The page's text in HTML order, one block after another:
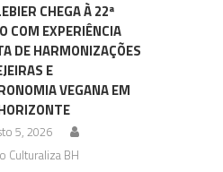
CHEGA À 22ª
COM EXPERIÊNCIA
DE HARMONIZAÇÕES
E
VEGANA EM
5, 2026
Culturaliza BH